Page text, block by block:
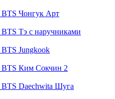
BTS Чонгук Арт
BTS Тэ с наручниками
BTS Jungkook
BTS Ким Сокчин 2
BTS Daechwita Шуга